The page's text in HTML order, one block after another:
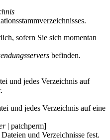
sofern Sie sich momentan
befinden.
und jedes Verzeichnis auf
und jedes Verzeichnis auf eine
| patchperm]
und Verzeichnisse fest.